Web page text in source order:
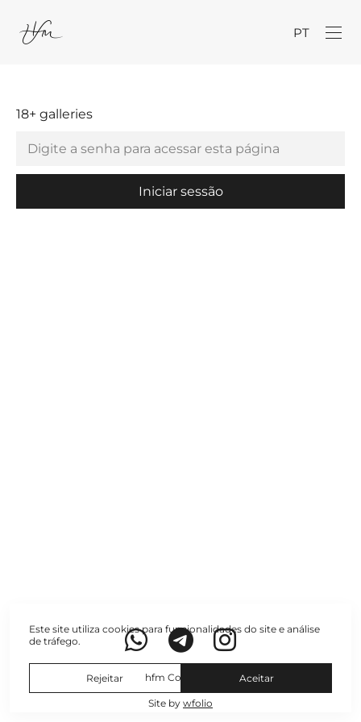
PT
18+ galleries
Iniciar sessão
hfm Copyright
Site by wfolio
Este site utiliza cookies para funcionalidades do site e análise
de tráfego.
Rejeitar Aceitar